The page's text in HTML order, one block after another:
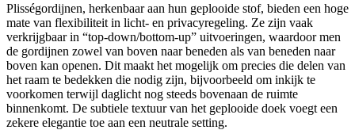
Plisségordijnen, herkenbaar aan hun geplooide stof, bieden een hoge
mate van flexibiliteit in licht- en privacyregeling. Ze zijn vaak
verkrijgbaar in “top-down/bottom-up” uitvoeringen, waardoor men
de gordijnen zowel van boven naar beneden als van beneden naar
boven kan openen. Dit maakt het mogelijk om precies die delen van
het raam te bedekken die nodig zijn, bijvoorbeeld om inkijk te
voorkomen terwijl daglicht nog steeds bovenaan de ruimte
binnenkomt. De subtiele textuur van het geplooide doek voegt een
zekere elegantie toe aan een neutrale setting.